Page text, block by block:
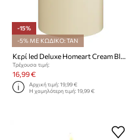
-15%
-5% ΜΕ ΚΩΔΙΚΟ: TAN
Τρέχουσα τιμή:
16,99 €
Αρχική τιμή:19,99 €
Η χαμηλότερη τιμή:19,99 €